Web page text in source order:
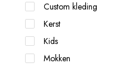
Custom kleding
Kerst
Kids
Mokken